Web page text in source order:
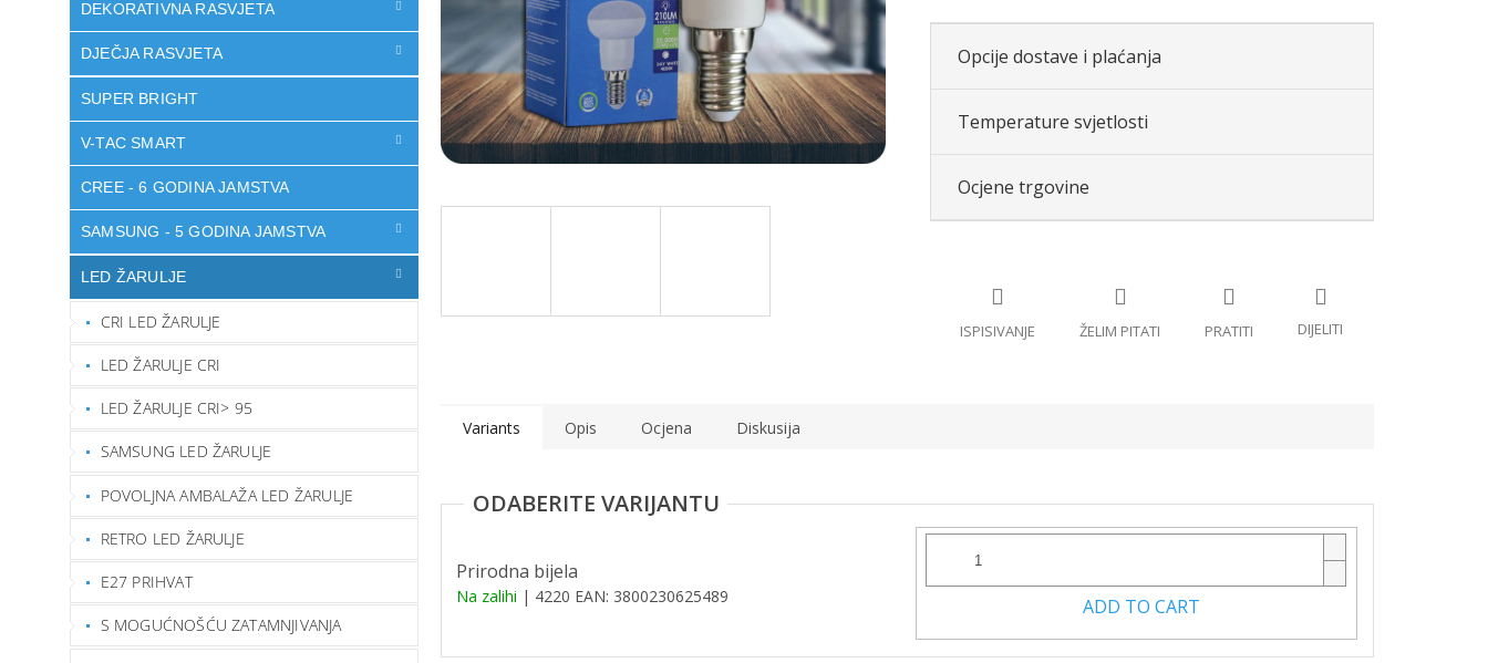
DEKORATIVNA RASVJETA
DJEČJA RASVJETA
SUPER BRIGHT
V-TAC SMART
CREE - 6 GODINA JAMSTVA
SAMSUNG - 5 GODINA JAMSTVA
LED ŽARULJE
CRI LED ŽARULJE
LED ŽARULJE CRI
LED ŽARULJE CRI> 95
SAMSUNG LED ŽARULJE
POVOLJNA AMBALAŽA LED ŽARULJE
RETRO LED ŽARULJE
E27 PRIHVAT
S MOGUĆNOŠĆU ZATAMNJIVANJA
Opcije dostave i plaćanja
Temperature svjetlosti
Ocjene trgovine
Variants Opis Ocjena Diskusija
Prirodna bijela
Na zalihi | 4220 EAN: 3800230625489 ADD TO CART